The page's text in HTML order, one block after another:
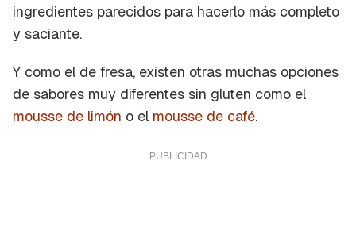
ingredientes parecidos para hacerlo más completo
y saciante.
Y como el de fresa, existen otras muchas opciones
de sabores muy diferentes sin gluten como el
mousse de limón o el mousse de café.